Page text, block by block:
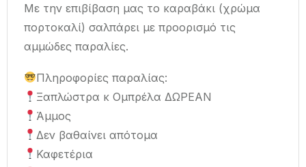
Με την επιβίβαση μας το καραβάκι (χρώμα
πορτοκαλί) σαλπάρει με προορισμό τις
αμμώδες παραλίες.
Πληροφορίες παραλίας:
Ξαπλώστρα κ Ομπρέλα ΔΩΡΕΑΝ
Άμμος
Δεν βαθαίνει απότομα
Καφετέρια